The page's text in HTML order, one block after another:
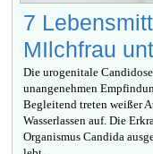
7
MIlchfrau
Die urogenitale
unangenehmen
Begleitend treten weißer
Wasserlassen auf. Die
Organismus Candida